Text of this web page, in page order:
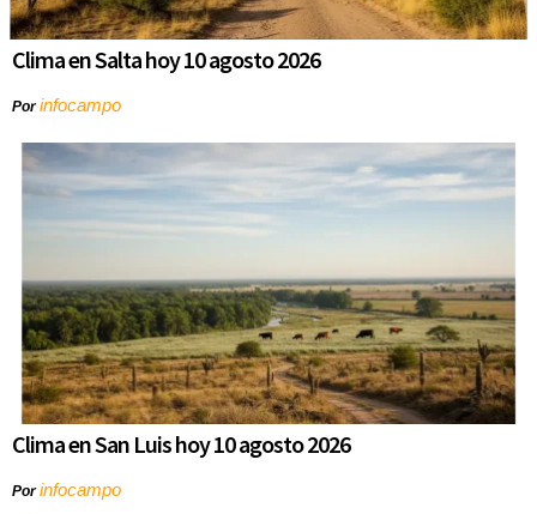
Clima en Salta hoy 10 agosto 2026
Porinfocampo
Clima en San Luis hoy 10 agosto 2026
Porinfocampo